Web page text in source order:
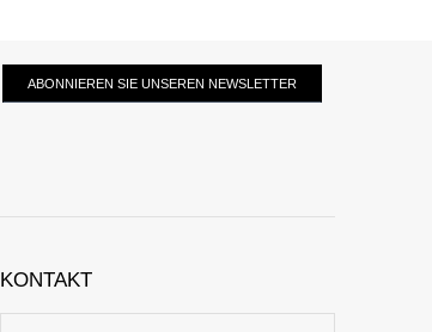
ABONNIEREN SIE UNSEREN NEWSLETTER
KONTAKT